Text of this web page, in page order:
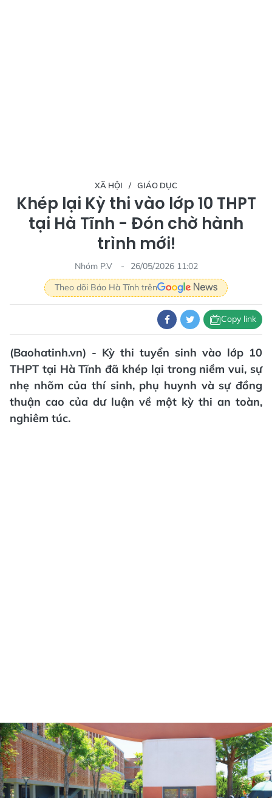
XÃ HỘI GIÁO DỤC
Khép lại Kỳ thi vào lớp 10 THPT
tại Hà Tĩnh - Đón chờ hành
trình mới!
Nhóm P.V
26/05/2026 11:02
Theo dõi Báo Hà Tĩnh trên
Copy link
(Baohatinh.vn) - Kỳ thi tuyển sinh vào lớp 10
THPT tại Hà Tĩnh đã khép lại trong niềm vui, sự
nhẹ nhõm của thí sinh, phụ huynh và sự đồng
thuận cao của dư luận về một kỳ thi an toàn,
nghiêm túc.